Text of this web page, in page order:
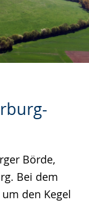
Börde,
Bei dem
den Kegel